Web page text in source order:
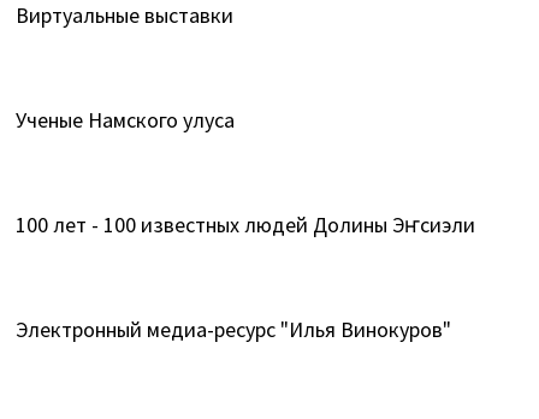
Виртуальные выставки
Ученые Намского улуса
100 лет - 100 известных людей Долины Эҥсиэли
Электронный медиа-ресурс "Илья Винокуров"